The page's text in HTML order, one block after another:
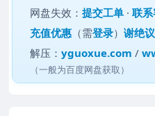
网盘失效：提交工单 ·联
充值优惠 （需登录）谢绝
解压：yguoxue.com /
（一般为百度网盘获取）